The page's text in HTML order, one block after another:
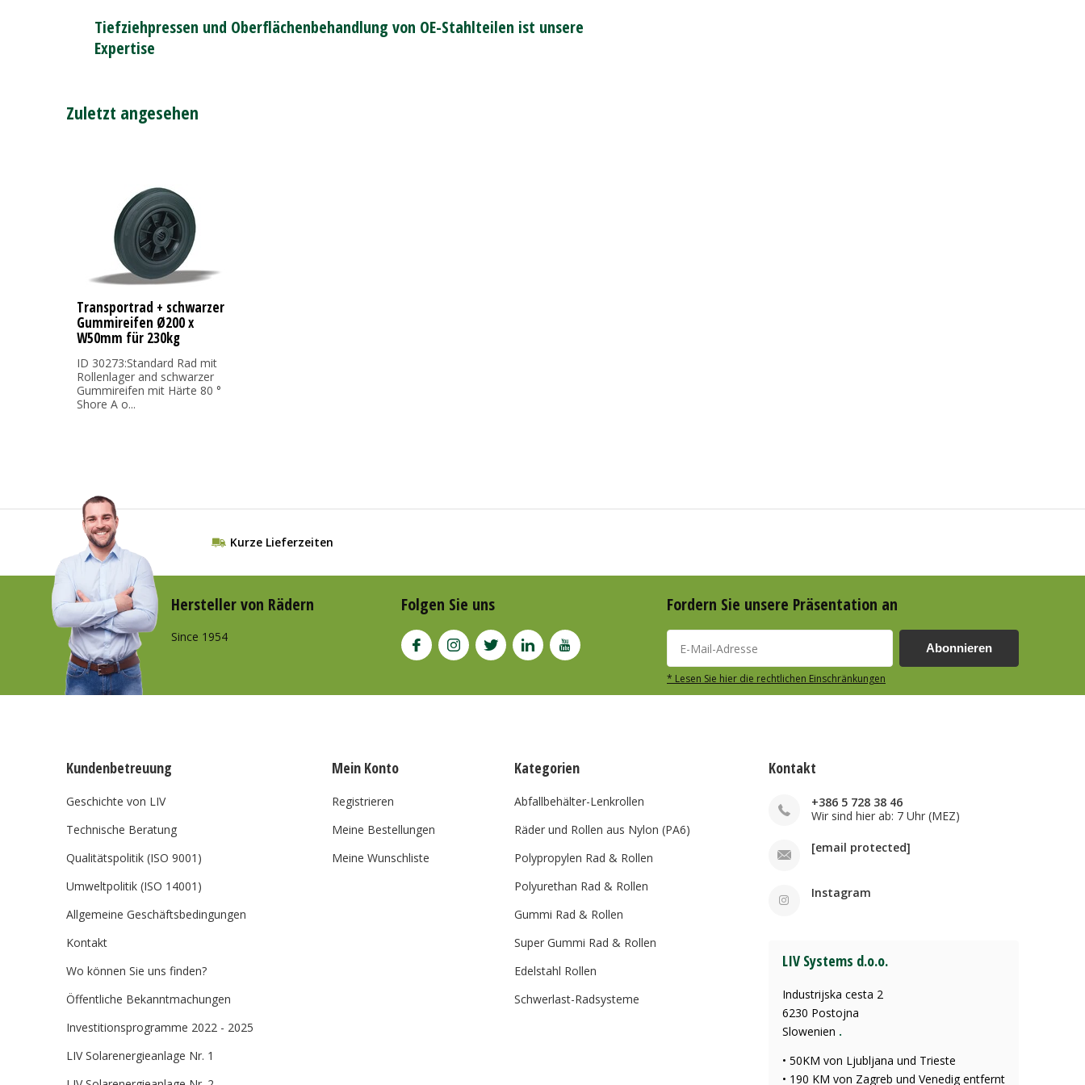
Tiefziehpressen und Oberflächenbehandlung von OE-Stahlteilen ist unsere
Expertise
Zuletzt angesehen
Transportrad + schwarzer
Gummireifen Ø200 x
W50mm für 230kg
ID 30273:Standard Rad mit
Rollenlager and schwarzer
Gummireifen mit Härte 80 °
Shore A o...
Kurze Lieferzeiten
Hersteller von Rädern
Since 1954
Folgen Sie uns Fordern Sie unsere Präsentation an
Abonnieren
* Lesen Sie hier die rechtlichen Einschränkungen
Kundenbetreuung
Geschichte von LIV
Technische Beratung
Qualitätspolitik (ISO 9001)
Umweltpolitik (ISO 14001)
Allgemeine Geschäftsbedingungen
Kontakt
Wo können Sie uns finden?
Öffentliche Bekanntmachungen
Investitionsprogramme 2022 - 2025
LIV Solarenergieanlage Nr. 1
Mein Konto
Registrieren
Meine Bestellungen
Meine Wunschliste
Kategorien
Abfallbehälter-Lenkrollen
Räder und Rollen aus Nylon (PA6)
Polypropylen Rad & Rollen
Polyurethan Rad & Rollen
Gummi Rad & Rollen
Super Gummi Rad & Rollen
Edelstahl Rollen
Schwerlast-Radsysteme
Kontakt
+386 5 728 38 46
Wir sind hier ab: 7 Uhr (MEZ)
[email protected]
Instagram
LIV Systems d.o.o.
Industrijska cesta 2
6230 Postojna
Slowenien .
• 50KM von Ljubljana und Trieste
• 190 KM von Zagreb und Venedig entfernt